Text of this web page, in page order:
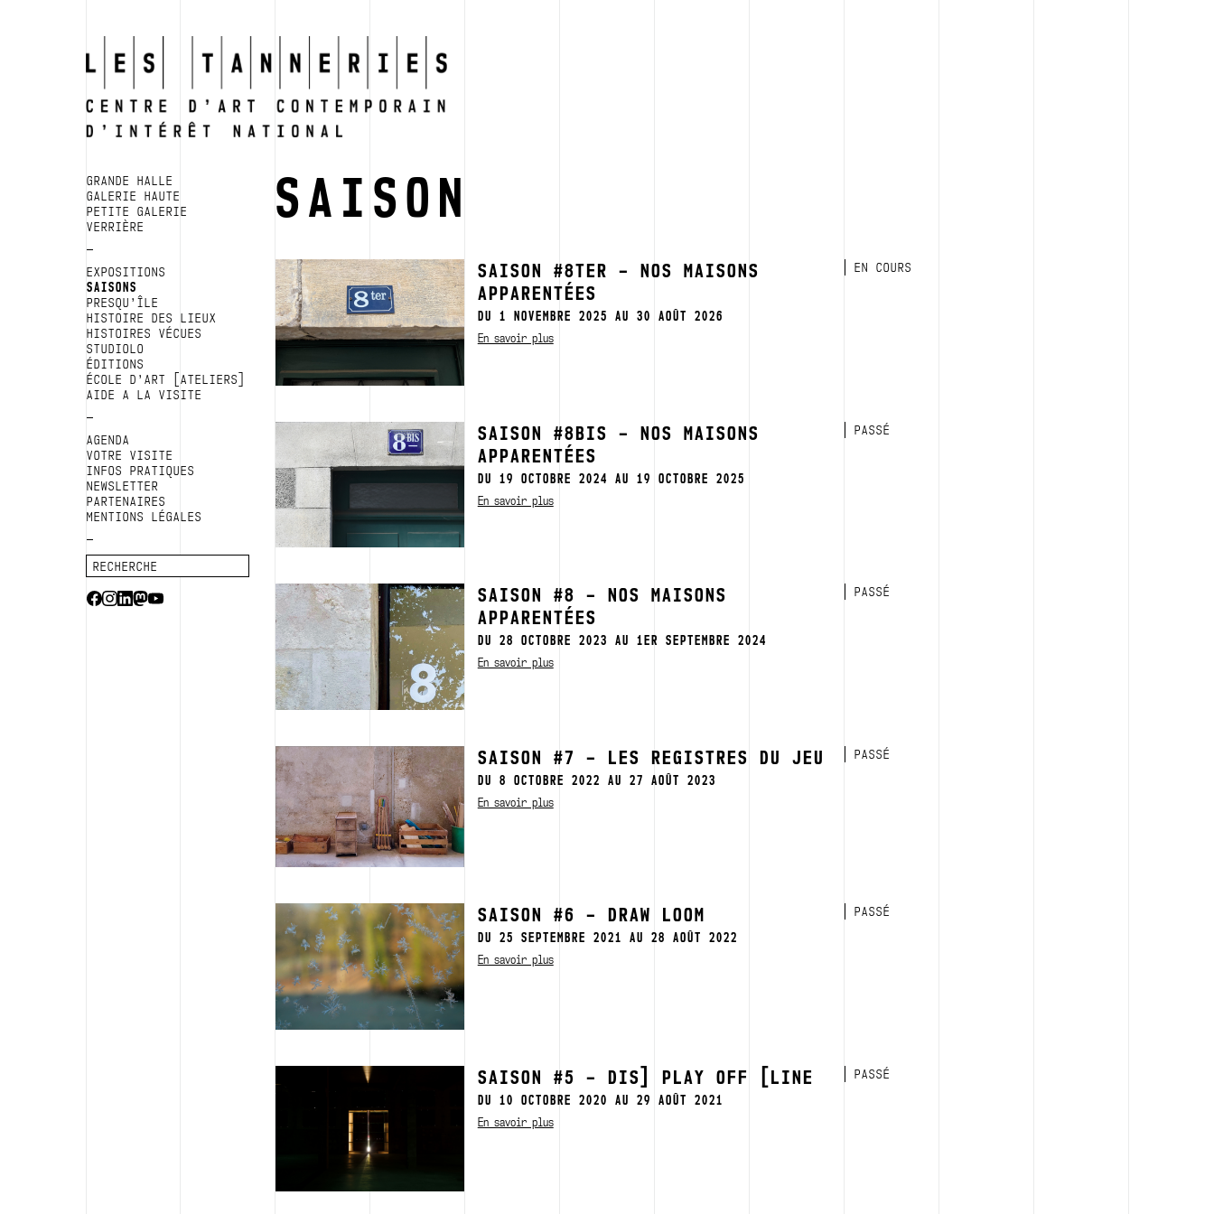
GRANDE HALLE
GALERIE HAUTE
PETITE GALERIE
VERRIÈRE
EXPOSITIONS
SAISONS
PRESQU’ÎLE
HISTOIRE DES LIEUX
HISTOIRES VÉCUES
STUDIOLO
ÉDITIONS
ÉCOLE D’ART [ATELIERS]
AIDE A LA VISITE
AGENDA
VOTRE VISITE
INFOS PRATIQUES
NEWSLETTER
PARTENAIRES
MENTIONS LÉGALES
SAISON
SAISON #8TER – NOS MAISONS
APPARENTÉES
DU 1 NOVEMBRE 2025 AU 30 AOÛT 2026
En savoir plus
EN COURS
SAISON #8BIS – NOS MAISONS
APPARENTÉES
DU 19 OCTOBRE 2024 AU 19 OCTOBRE 2025
En savoir plus
PASSÉ
SAISON #8 – NOS MAISONS
APPARENTÉES
DU 28 OCTOBRE 2023 AU 1ER SEPTEMBRE 2024
En savoir plus
PASSÉ
SAISON #7 – LES REGISTRES DU JEU
DU 8 OCTOBRE 2022 AU 27 AOÛT 2023
En savoir plus
PASSÉ
SAISON #6 – DRAW LOOM
DU 25 SEPTEMBRE 2021 AU 28 AOÛT 2022
En savoir plus
PASSÉ
SAISON #5 – DIS] PLAY OFF [LINE
DU 10 OCTOBRE 2020 AU 29 AOÛT 2021
En savoir plus
PASSÉ